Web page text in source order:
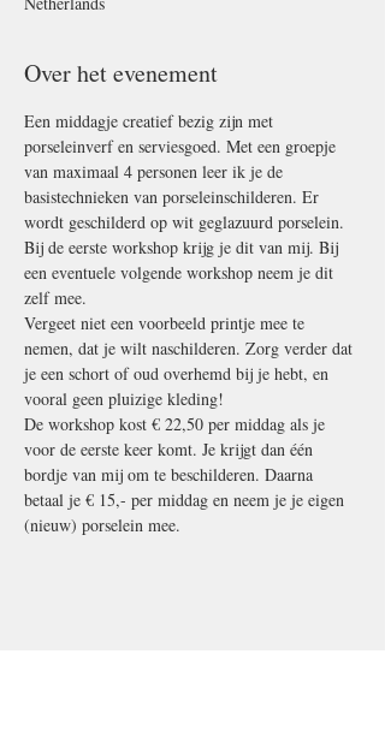
Over het evenement
Een middagje creatief bezig zijn met
porseleinverf en serviesgoed. Met een groepje
van maximaal 4 personen leer ik je de
basistechnieken van porseleinschilderen. Er
wordt geschilderd op wit geglazuurd porselein.
Bij de eerste workshop krijg je dit van mij. Bij
een eventuele volgende workshop neem je dit
zelf mee.
Vergeet niet een voorbeeld printje mee te
nemen, dat je wilt naschilderen. Zorg verder dat
je een schort of oud overhemd bij je hebt, en
vooral geen pluizige kleding!
De workshop kost € 22,50 per middag als je
voor de eerste keer komt. Je krijgt dan één
bordje van mij om te beschilderen. Daarna
betaal je € 15,- per middag en neem je je eigen
(nieuw) porselein mee.